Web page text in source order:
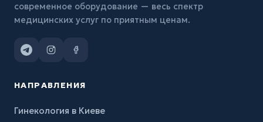
современное оборудование — весь спектр
медицинских услуг по приятным ценам.
НАПРАВЛЕНИЯ
Гинекология в Киеве